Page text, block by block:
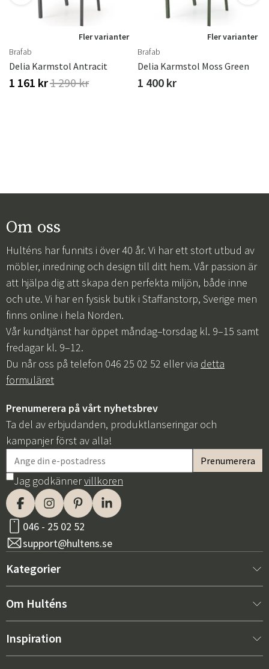
Fler varianter
Brafab
Delia Karmstol Antracit
1 161 kr1 290 kr
Fler varianter
Brafab
Delia Karmstol Moss Green
1 400 kr
Om oss
Hulténs har funnits i över 40 år. Vi har ett stort utbud av
möbler, inredning och design till ditt hem. Vår passion är
att hjälpa dig att skapa den perfekta miljön, både inne
och ute. Vi har en fysisk butik i Staffanstorp, Sverige men
finns online i hela Norden.
Vår kundtjänst har öppet måndag–torsdag kl. 9–15 samt
fredagar kl. 9–12.
Du når oss på telefon 046 25 02 52 eller via detta
formuläret
Prenumerera på vårt nyhetsbrev
Ta del av erbjudanden, produktlanseringar och
kampanjer först av alla!
Jag godkännervillkoren
046 - 25 02 52
support@hultens.se
Kategorier
Nytt hos oss
Inredning
Om Hulténs
Om Hulténs
Inspiration